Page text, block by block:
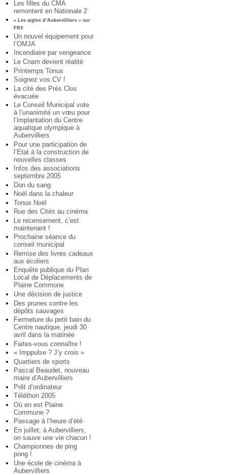
Les filles du CMA
remontent en Nationale 2
« Les aigles d’Aubervilliers » sur
FR3
Un nouvel équipement pour
l’OMJA
Incendiaire par vengeance
Le Cnam devient réalité
Printemps Tonus
Soignez vos CV !
La cité des Prés Clos
évacuée
Le Conseil Municipal vote
à l’unanimité un vœu pour
l’implantation du Centre
aquatique olympique à
Aubervilliers
Pour une participation de
l’Etat à la construction de
nouvelles classes
Infos des associations
septembre 2005
Don du sang
Noël dans la chaleur
Tonus Noël
Rue des Cités au cinéma
Le recensement, c’est
maintenant !
Prochaine séance du
conseil municipal
Remise des livres cadeaux
aux écoliers
Enquête publique du Plan
Local de Déplacements de
Plaine Commune
Une décision de justice
Des prunes contre les
dépôts sauvages
Fermeture du petit bain du
Centre nautique, jeudi 30
avril dans la matinée
Faites-vous connaître !
« Imppulse ? J’y crois »
Quartiers de sports
Pascal Beaudet, nouveau
maire d’Aubervilliers
Prêt d’ordinateur
Téléthon 2005
Où en est Plaine
Commune ?
Passage à l’heure d’été
En juillet, à Aubervilliers,
on sauve une vie chacun !
Championnes de ping
pong !
Une école de cinéma à
Aubervilliers